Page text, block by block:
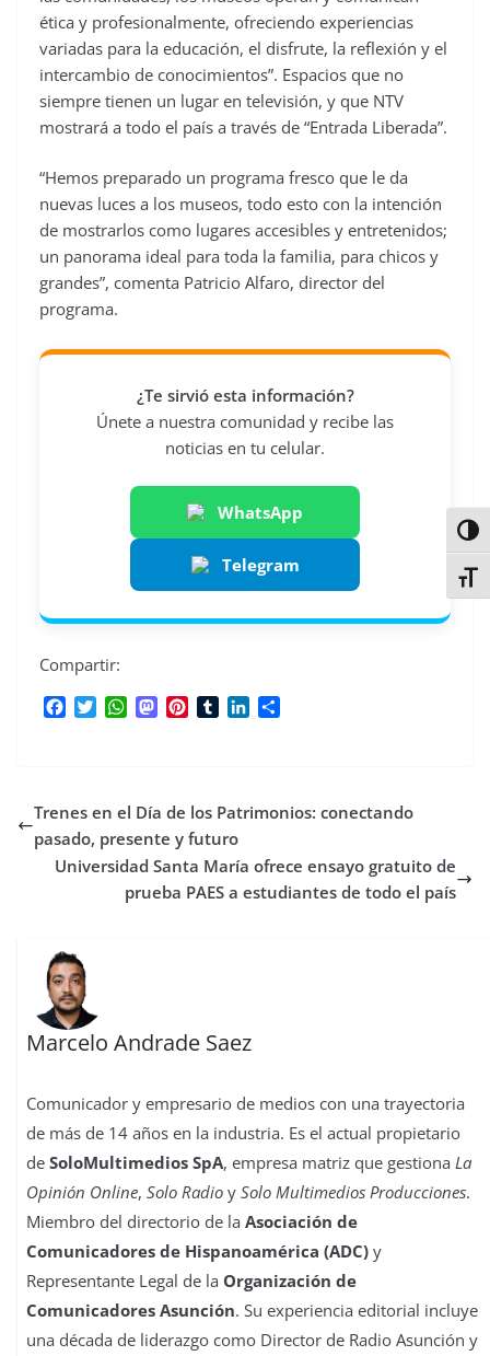
ética y profesionalmente, ofreciendo experiencias
variadas para la educación, el disfrute, la reflexión y el
intercambio de conocimientos”. Espacios que no
siempre tienen un lugar en televisión, y que NTV
mostrará a todo el país a través de “Entrada Liberada”.
“Hemos preparado un programa fresco que le da
nuevas luces a los museos, todo esto con la intención
de mostrarlos como lugares accesibles y entretenidos;
un panorama ideal para toda la familia, para chicos y
grandes”, comenta Patricio Alfaro, director del
programa.
¿Te sirvió esta información?
Únete a nuestra comunidad y recibe las
noticias en tu celular.
WhatsApp
Telegram
Compartir:
o
o
k
e
r
W
A
p
p
M
d
o
n
r
e
s
t
r
d
n
r
i
r
Trenes en el Día de los Patrimonios: conectando
pasado, presente y futuro
Universidad Santa María ofrece ensayo gratuito de
prueba PAES a estudiantes de todo el país
Marcelo Andrade Saez
Comunicador y empresario de medios con una trayectoria
de más de 14 años en la industria. Es el actual propietario
deSoloMultimedios SpA, empresa matriz que gestiona La
Opinión Online,Solo Radio ySolo Multimedios Producciones.
Miembro del directorio de laAsociación de
Comunicadores de Hispanoamérica (ADC) y
Representante Legal de la Organización de
Comunicadores Asunción. Su experiencia editorial incluye
una década de liderazgo como Director de Radio Asunción y